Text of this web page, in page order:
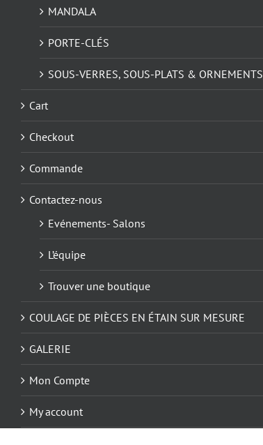
MANDALA
PORTE-CLÉS
SOUS-VERRES, SOUS-PLATS & ORNEMENTS
Cart
Checkout
Commande
Contactez-nous
Evénements- Salons
L’équipe
Trouver une boutique
COULAGE DE PIÈCES EN ÉTAIN SUR MESURE
GALERIE
Mon Compte
My account